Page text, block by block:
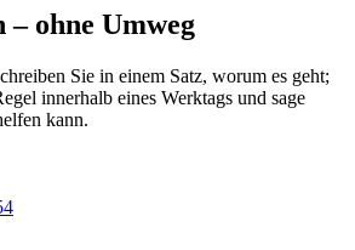
ohne Umweg
Sie in einem Satz, worum es geht;
innerhalb eines Werktags und sage
kann.